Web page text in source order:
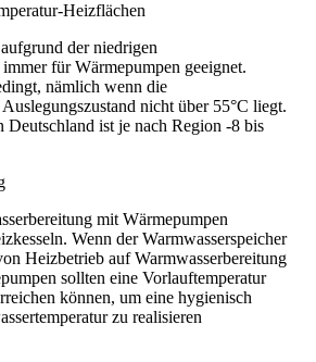
Heizflächen
der niedrigen
für Wärmepumpen geeignet.
nämlich wenn die
nicht über 55°C liegt.
Deutschland ist je nach Region -8 bis
mit Wärmepumpen
Wenn der Warmwasserspeicher
Heizbetrieb auf Warmwasserbereitung
sollten eine Vorlauftemperatur
können, um eine hygienisch
zu realisieren